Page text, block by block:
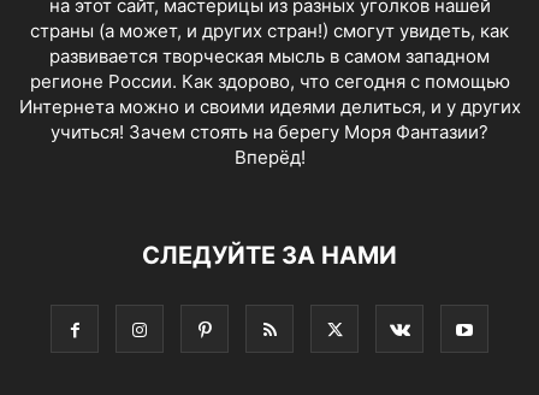
на этот сайт, мастерицы из разных уголков нашей
страны (а может, и других стран!) смогут увидеть, как
развивается творческая мысль в самом западном
регионе России. Как здорово, что сегодня с помощью
Интернета можно и своими идеями делиться, и у других
учиться! Зачем стоять на берегу Моря Фантазии?
Вперёд!
СЛЕДУЙТЕ ЗА НАМИ